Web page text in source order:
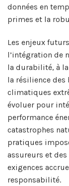
données en
primes et la
Les enjeux
l’intégration de
la durabilité, à
la résilience des
climatiques
évoluer pour
performance
catastrophes
pratiques
assureurs et
exigences
responsabilité.